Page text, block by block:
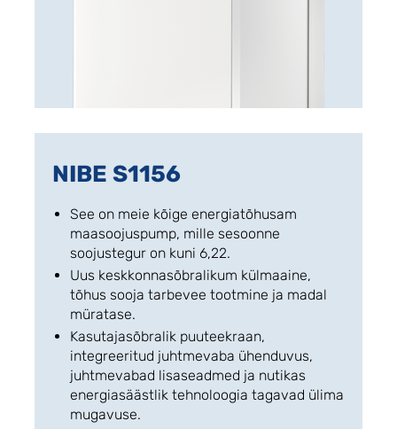
NIBE S1156
See on meie kõige energiatõhusam
maasoojuspump, mille sesoonne
soojustegur on kuni 6,22.
Uus keskkonnasõbralikum külmaaine,
tõhus sooja tarbevee tootmine ja madal
müratase.
Kasutajasõbralik puuteekraan,
integreeritud juhtmevaba ühenduvus,
juhtmevabad lisaseadmed ja nutikas
energiasäästlik tehnoloogia tagavad ülima
mugavuse.